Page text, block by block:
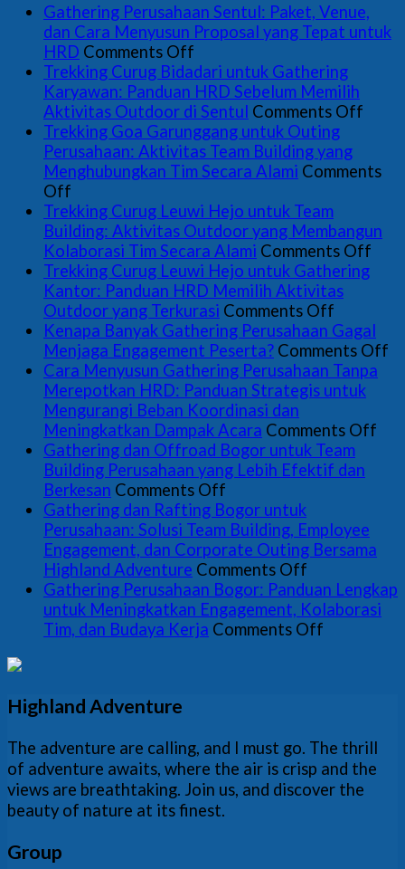
Gathering Perusahaan Sentul: Paket, Venue,
dan Cara Menyusun Proposal yang Tepat untuk
HRD Comments Off
Gathering
Perusahaan
Sentul:
Paket,
Venue,
dan
Menyusun
Proposal
yang
Tepat
untuk
HRD
Trekking Curug Bidadari untuk Gathering
Karyawan: Panduan HRD Sebelum Memilih
Aktivitas Outdoor di Sentul Comments Off
HRD
di
Trekking Goa Garunggang untuk Outing
Perusahaan: Aktivitas Team Building yang
Menghubungkan Tim Secara Alami Comments
Off
Trekking
Goa
Garunggang
untuk
Outing
Perusahaan:
Aktivitas
Team
Building
yang
Menghubungkan
Tim
Secara
Alami
Trekking Curug Leuwi Hejo untuk Team
Building: Aktivitas Outdoor yang Membangun
Kolaborasi Tim Secara Alami Comments Off
Trekking Curug Leuwi Hejo untuk Gathering
Kantor: Panduan HRD Memilih Aktivitas
Outdoor yang Terkurasi Comments Off
Trekking
Curug
Leuwi
Hejo
Kantor:
Panduan
Aktivitas
Outdoor
Terkurasi
Kenapa Banyak Gathering Perusahaan Gagal
Menjaga Engagement Peserta? Comments Off
Cara Menyusun Gathering Perusahaan Tanpa
Merepotkan HRD: Panduan Strategis untuk
Mengurangi Beban Koordinasi dan
Meningkatkan Dampak Acara Comments Off
Gathering dan Offroad Bogor untuk Team
Building Perusahaan yang Lebih Efektif dan
Berkesan Comments Off
Gathering
dan
Offroad
Bogor
untuk
Team
Building
Berkesan
Gathering dan Rafting Bogor untuk
Perusahaan: Solusi Team Building, Employee
Engagement, dan Corporate Outing Bersama
Highland Adventure Comments Off
Gathering
dan
Rafting
Building,
Employee
Engagement,
Gathering Perusahaan Bogor: Panduan Lengkap
untuk Meningkatkan Engagement, Kolaborasi
Tim, dan Budaya Kerja Comments Off
untuk
Highland Adventure
The adventure are calling, and I must go. The thrill
of adventure awaits, where the air is crisp and the
views are breathtaking. Join us, and discover the
beauty of nature at its finest.
Group